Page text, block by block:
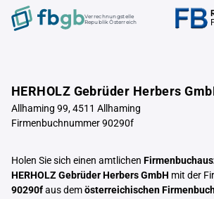
Verrechnungstelle
Republik Österreich
HERHOLZ Gebrüder Herbers
Allhaming 99, 4511 Allhaming
Firmenbuchnummer 90290f
Holen Sie sich einen amtlichen
HERHOLZ Gebrüder Herbers GmbH mit der
90290faus demösterreichischen